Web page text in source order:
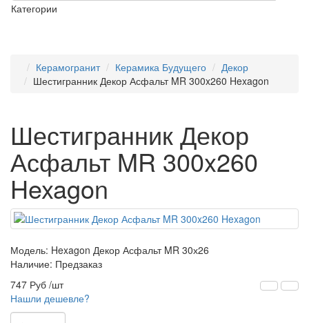
Категории
Керамогранит Керамика Будущего
Декор
Шестигранник Декор Асфальт MR 300x260 Hexagon
Шестигранник Декор
Асфальт MR 300x260
Hexagon
Модель: Hexagon Декор Асфальт MR 30х26
Наличие: Предзаказ
747 Руб /шт
Нашли дешевле?